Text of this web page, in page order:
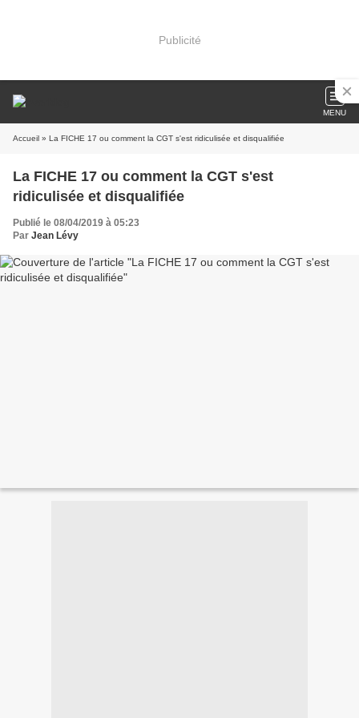
Publicité
MENU
Accueil » La FICHE 17 ou comment la CGT s'est ridiculisée et disqualifiée
La FICHE 17 ou comment la CGT s'est
ridiculisée et disqualifiée
Publié le 08/04/2019 à 05:23
Par Jean Lévy